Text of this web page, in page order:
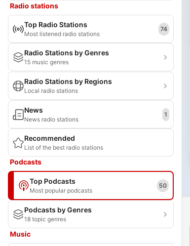
Radio stations
Top Radio Stations
Most listened radio stations
74
Radio Stations by Genres
15 music genres
Radio Stations by Regions
Local radio stations
News
News radio stations
1
Recommended
List of the best radio stations
Podcasts
Top Podcasts
Most popular podcasts
50
Podcasts by Genres
18 topic genres
Music